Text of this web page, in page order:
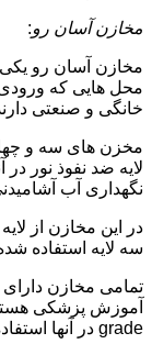
مخازن آسان رو:
مخازن آسان رو
محل هایی که
خانگی و صنعتی
مخزن های سه و چهار
لایه ضد نفوذ نور
نگهداری آب
در این مخازن از
سه لایه استفاده
تمامی مخازن
grade در آنها استفاده شده است.